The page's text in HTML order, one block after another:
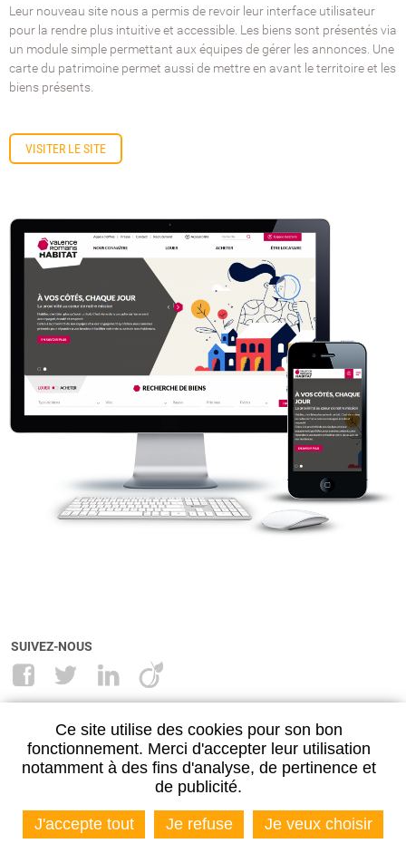
Leur nouveau site nous a permis de revoir leur interface utilisateur
pour la rendre plus intuitive et accessible. Les biens sont présentés via
un module simple permettant aux équipes de gérer les annonces. Une
carte du patrimoine permet aussi de mettre en avant le territoire et les
biens présents.
VISITER LE SITE
SUIVEZ-NOUS
NANCY
28, rue Maréchal Lyautey
54500 VANDŒUVRE-LÈS-NANCY
03 83 27 29 00
METZ
11 place Jean Paul II
57000 METZ
03 87 30 55 89
NOUS CONTACTER
Ce site utilise des cookies pour son bon
fonctionnement. Merci d'accepter leur utilisation
notamment à des fins d'analyse, de pertinence et
de publicité.
J'accepte tout Je refuse Je veux choisir